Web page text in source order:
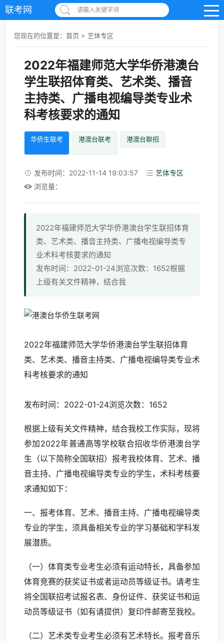
联考网 请输入关键字词
您现在的位置是： 首页 > 艺体专区
2022年福建师范大学华侨港澳台
学生联招体育类、艺术类、播音
主持类、广播电视编导类专业术
科考核要求的通知
华侨生联考 港澳台联考 港澳台聨招
发布时间：2022-11-14 19:03:57
艺体专区
浏览量：
2022年福建师范大学华侨港澳台学生联招体育
类、艺术类、播音主持类、广播电视编导类专
业术科考核要求的通知
发布时间：2022-01-24浏览次数：1652根据
上级有关文件精神，结合我
2022年福建师范大学华侨港澳台学生联招体育
类、艺术类、播音主持类、广播电视编导类专业术
科考核要求的通知
发布时间：2022-01-24浏览次数：1652
根据上级有关文件精神，结合我校工作实际，现将
参加2022年普通高等学校联合招收华侨港澳台学
生（以下简称全国联招）报考我校体育、艺术、播
音主持、广播电视编导类专业的学生，术科考核要
求通知如下：
一、报考体育、艺术、播音主持、广播电视编导类
专业的学生，须具备相关专业的学习基础和学科发
展潜质。
（一）体育类专业考生必须有运动特长，具备参加
体育竞赛的获奖证书或者运动员等级证书。请考生
将全国联招考试报名表、身份证件、获奖证书和运
动员等级证书（如有请提供）复印件邮寄至我校。
（二）艺术类专业考生必须有艺术特长。报考音乐